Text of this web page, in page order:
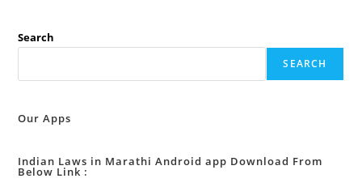
संबंध
विदेशी
Search
SEARCH
Our Apps
Indian Laws in Marathi Android app Download From
Below Link :